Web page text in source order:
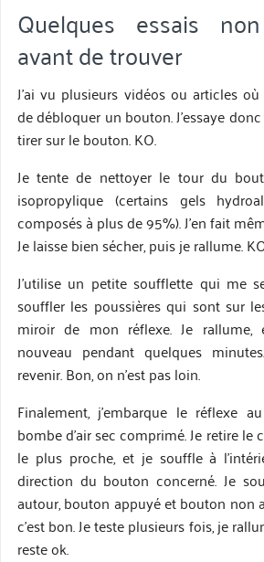
Quelques essais
avant de trouver
J’ai vu plusieurs vidéos ou articles
de débloquer un bouton. J’essaye
tirer sur le bouton. KO.
Je tente de nettoyer le tour du
isopropylique (certains gels
composés à plus de 95%). J’en fait
Je laisse bien sécher, puis je rallume.
J’utilise un petite soufflette qui me
souffler les poussières qui sont sur
miroir de mon réflexe. Je
nouveau pendant quelques
revenir. Bon, on n’est pas loin.
Finalement, j’embarque le réflexe
bombe d’air sec comprimé. Je retire
le plus proche, et je souffle à
direction du bouton concerné. Je
autour, bouton appuyé et bouton non
c’est bon. Je teste plusieurs fois, je
reste ok.